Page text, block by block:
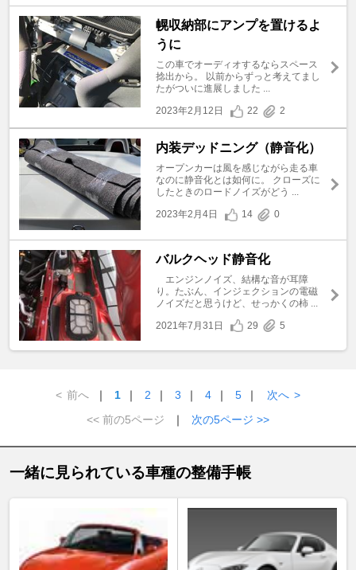
幌収納部にアンプを置けるよ
うに
この車でオーディオするならスペース
捻出から。 以前からずっと考えてまし
たがついに進展しました ...
2023年2月12日
22 2
内装デッドニング（静音化）
オープンカーは風を感じながら走る車
なのに静音化とは如何に。 クローズに
したときのロードノイズがどう ...
2023年2月4日
14 0
バルクヘッド静音化
エンジンノイズ、結構な音が耳障
り。たぶん、インジェクションの電磁
ノイズだと思うけど、せっかくの柿 ...
2021年7月31日
29 5
< 前へ ｜ 1 ｜ 2 ｜ 3 ｜ 4 ｜ 5 ｜ 次へ >
<< 前の5ページ
｜ 次の5ページ >>
一緒に見られている車種の整備手帳